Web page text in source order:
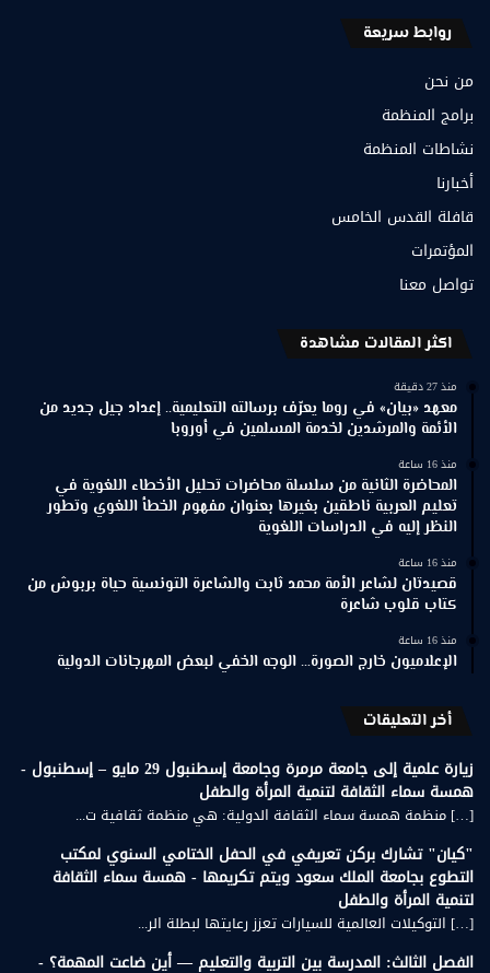
روابط سريعة
من نحن
برامج المنظمة
نشاطات المنظمة
أخبارنا
قافلة القدس الخامس
المؤتمرات
تواصل معنا
اكثر المقالات مشاهدة
منذ 27 دقيقة
معهد «بيان» في روما يعرّف برسالته التعليمية.. إعداد جيل جديد من
الأئمة والمرشدين لخدمة المسلمين في أوروبا
منذ 16 ساعة
المحاضرة الثانية من سلسلة محاضرات تحليل الأخطاء اللغوية في
تعليم العربية ناطقين بغيرها بعنوان مفهوم الخطأ اللغوي وتطور
النظر إليه في الدراسات اللغوية
منذ 16 ساعة
قصيدتان لشاعر الأمة محمد ثابت والشاعرة التونسية حياة بربوش من
كتاب قلوب شاعرة
منذ 16 ساعة
الإعلاميون خارج الصورة… الوجه الخفي لبعض المهرجانات الدولية
أخر التعليقات
زيارة علمية إلى جامعة مرمرة وجامعة إسطنبول 29 مايو – إسطنبول -
همسة سماء الثقافة لتنمية المرأة والطفل
[…] منظمة همسة سماء الثقافة الدولية: هي منظمة ثقافية ت...
"كيان" تشارك بركن تعريفي في الحفل الختامي السنوي لمكتب
التطوع بجامعة الملك سعود ويتم تكريمها - همسة سماء الثقافة
لتنمية المرأة والطفل
[…] التوكيلات العالمية للسيارات تعزز رعايتها لبطلة الر...
الفصل الثالث: المدرسة بين التربية والتعليم — أين ضاعت المهمة؟ -